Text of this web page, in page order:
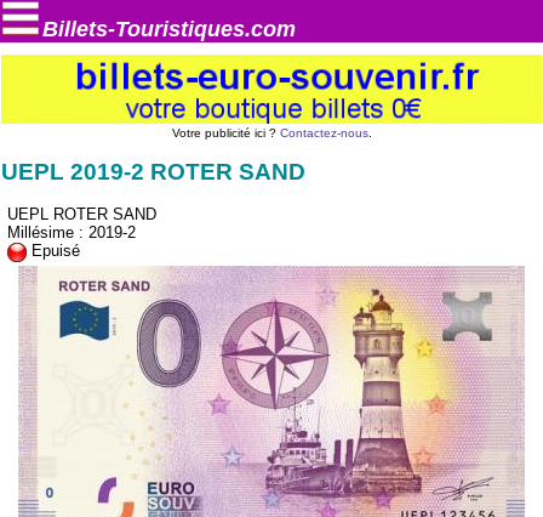
Billets-Touristiques.com
Votre publicité ici ? Contactez-nous.
UEPL 2019-2 ROTER SAND
UEPL ROTER SAND
Millésime : 2019-2
Epuisé